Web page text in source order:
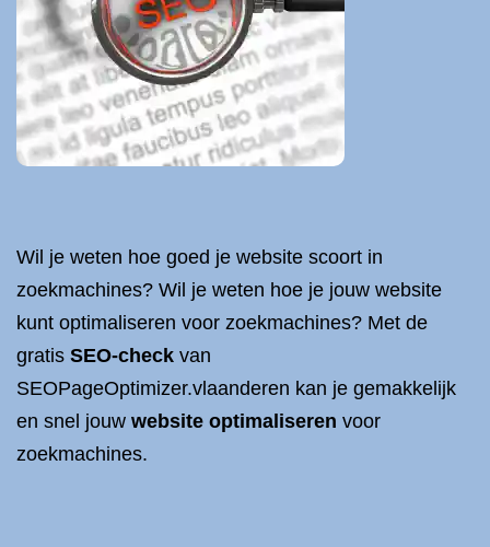
Wil je weten hoe goed je website scoort in
zoekmachines? Wil je weten hoe je jouw website
kunt optimaliseren voor zoekmachines? Met de
gratis SEO-check van
SEOPageOptimizer.vlaanderen kan je gemakkelijk
en snel jouw website optimaliseren voor
zoekmachines.